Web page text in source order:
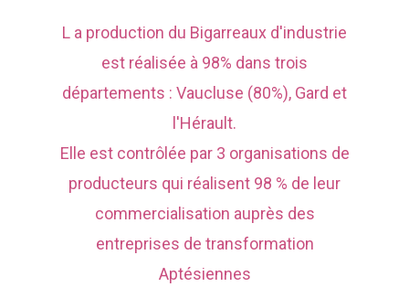
L a production du Bigarreaux d'industrie
est réalisée à 98% dans trois
départements : Vaucluse (80%), Gard et
l'Hérault.
Elle est contrôlée par 3 organisations de
producteurs qui réalisent 98 % de leur
commercialisation auprès des
entreprises de transformation
Aptésiennes